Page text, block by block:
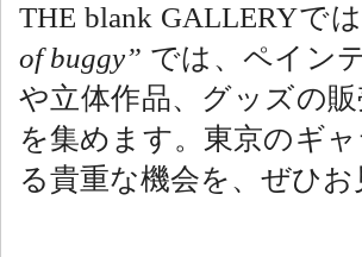
THE blank GALLERYで
of buggy” では、ペイン
や立体作品、グッズの
を集めます。東京のギ
る貴重な機会を、ぜひ